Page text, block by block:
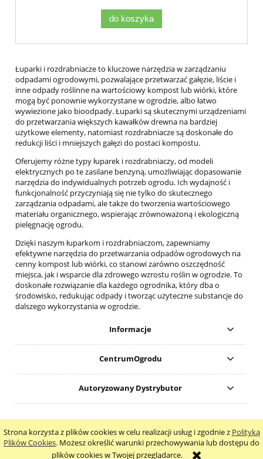
Strona korzysta z plików cookies w celu realizacji usług i zgodnie z Polityką
Plików Cookies. Możesz określić warunki przechowywania lub dostępu do
plików cookies w Twojej przeglądarce.
do koszyka
Łuparki i rozdrabniacze to kluczowe narzędzia w zarządzaniu
odpadami ogrodowymi, pozwalające przetwarzać gałęzie, liście i
inne odpady roślinne na wartościowy kompost lub wiórki, które
mogą być ponownie wykorzystane w ogrodzie, albo łatwo
wywiezione jako bioodpady. Łuparki są skutecznymi urządzeniami
do przetwarzania większych kawałków drewna na bardziej
użytkowe elementy, natomiast rozdrabniacze są doskonałe do
redukcji liści i mniejszych gałęzi do postaci kompostu.
Oferujemy różne typy łuparek i rozdrabniaczy, od modeli
elektrycznych po te zasilane benzyną, umożliwiając dopasowanie
narzędzia do indywidualnych potrzeb ogrodu. Ich wydajność i
funkcjonalność przyczyniają się nie tylko do skutecznego
zarządzania odpadami, ale także do tworzenia wartościowego
materiału organicznego, wspierając zrównoważoną i ekologiczną
pielęgnację ogrodu.
Dzięki naszym łuparkom i rozdrabniaczom, zapewniamy
efektywne narzędzia do przetwarzania odpadów ogrodowych na
cenny kompost lub wiórki, co stanowi zarówno oszczędność
miejsca, jak i wsparcie dla zdrowego wzrostu roślin w ogrodzie. To
doskonałe rozwiązanie dla każdego ogrodnika, który dba o
środowisko, redukując odpady i tworząc użyteczne substancje do
dalszego wykorzystania w ogrodzie.
Informacje
CentrumOgrodu
Autoryzowany Dystrybutor
pokaż pełną wersję strony